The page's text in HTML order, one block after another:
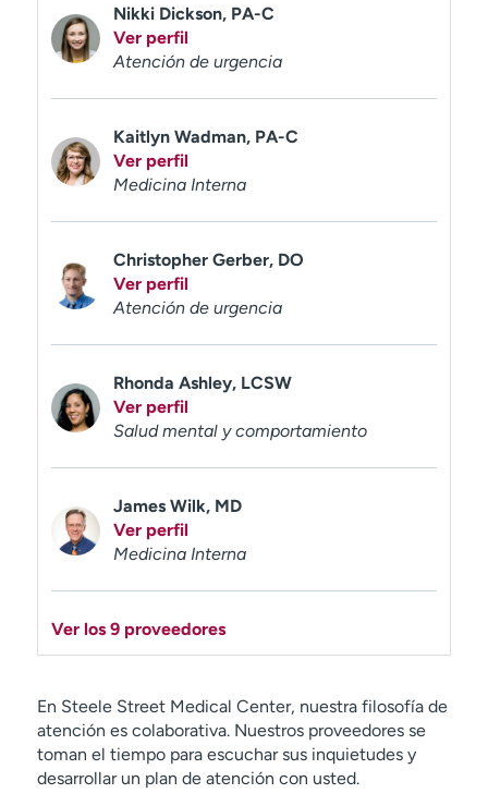
Nikki Dickson, PA-C
Ver perfil
Atención de urgencia
Kaitlyn Wadman, PA-C
Ver perfil
Medicina Interna
Christopher Gerber, DO
Ver perfil
Atención de urgencia
Rhonda Ashley, LCSW
Ver perfil
Salud mental y comportamiento
James Wilk, MD
Ver perfil
Medicina Interna
Ver los 9 proveedores
En Steele Street Medical Center, nuestra filosofía de
atención es colaborativa. Nuestros proveedores se
toman el tiempo para escuchar sus inquietudes y
desarrollar un plan de atención con usted.